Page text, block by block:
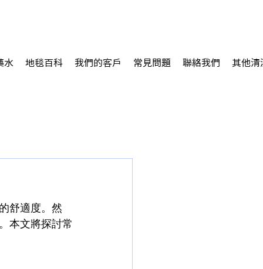
水 地毯百科 我們的客戶 常見問題 聯絡我們 其他清
舒適度。然
本文將探討常